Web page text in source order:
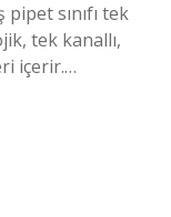
sınıfı tek
tek kanallı,
içerir.…